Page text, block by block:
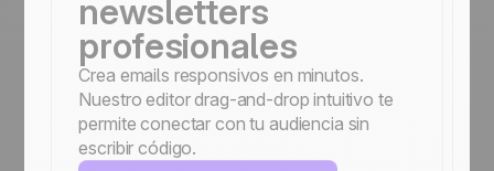
newsletters
profesionales
Crea emails responsivos en minutos.
Nuestro editor drag-and-drop intuitivo te
permite conectar con tu audiencia sin
escribir código.